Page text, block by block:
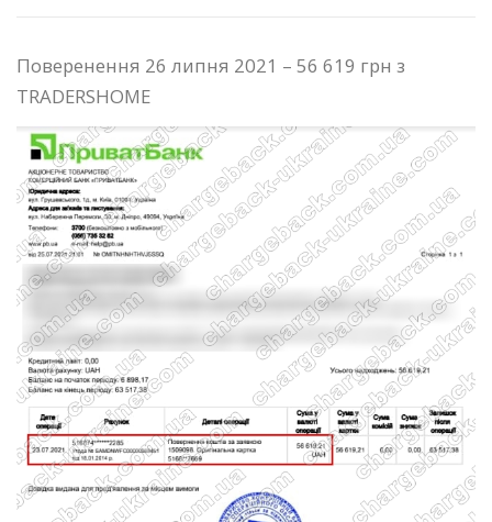
Поверенення 26 липня 2021 – 56 619 грн з
TRADERSHOME